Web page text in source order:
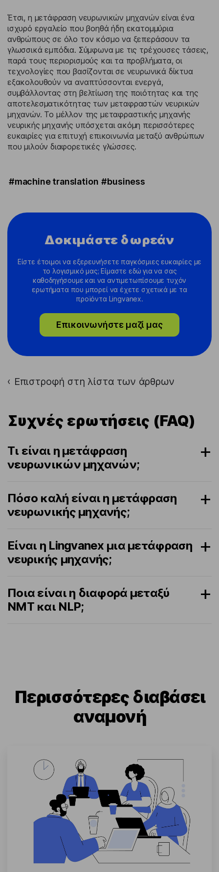
Έτσι, η μετάφραση νευρωνικών μηχανών είναι ένα
ισχυρό εργαλείο που βοηθά ήδη εκατομμύρια
ανθρώπους σε όλο τον κόσμο να ξεπεράσουν τα
γλωσσικά εμπόδια. Σύμφωνα με τις τρέχουσες τάσεις,
παρά τους περιορισμούς και τα προβλήματα, οι
τεχνολογίες που βασίζονται σε νευρωνικά δίκτυα
εξακολουθούν να αναπτύσσονται ενεργά,
συμβάλλοντας στη βελτίωση της ποιότητας και της
αποτελεσματικότητας των μεταφραστών νευρικών
μηχανών. Το μέλλον της μεταφραστικής μηχανής
νευρικής μηχανής υπόσχεται ακόμη περισσότερες
ευκαιρίες για επιτυχή επικοινωνία μεταξύ ανθρώπων
που μιλούν διαφορετικές γλώσσες.
#machine translation #business
Δοκιμάστε δωρεάν
Είστε έτοιμοι να εξερευνήσετε παγκόσμιες ευκαιρίες με
το λογισμικό μας; Είμαστε εδώ για να σας
καθοδηγήσουμε και να αντιμετωπίσουμε τυχόν
ερωτήματα που μπορεί να έχετε σχετικά με τα
προϊόντα Lingvanex.
Επικοινωνήστε μαζί μας
› Επιστροφή στη λίστα των άρθρων
Συχνές ερωτήσεις (FAQ)
Τι είναι η μετάφραση
νευρωνικών μηχανών;
Πόσο καλή είναι η μετάφραση
νευρωνικής μηχανής;
Είναι η Lingvanex μια μετάφραση
νευρικής μηχανής;
Ποια είναι η διαφορά μεταξύ
NMT και NLP;
Περισσότερες διαβάσει
αναμονή